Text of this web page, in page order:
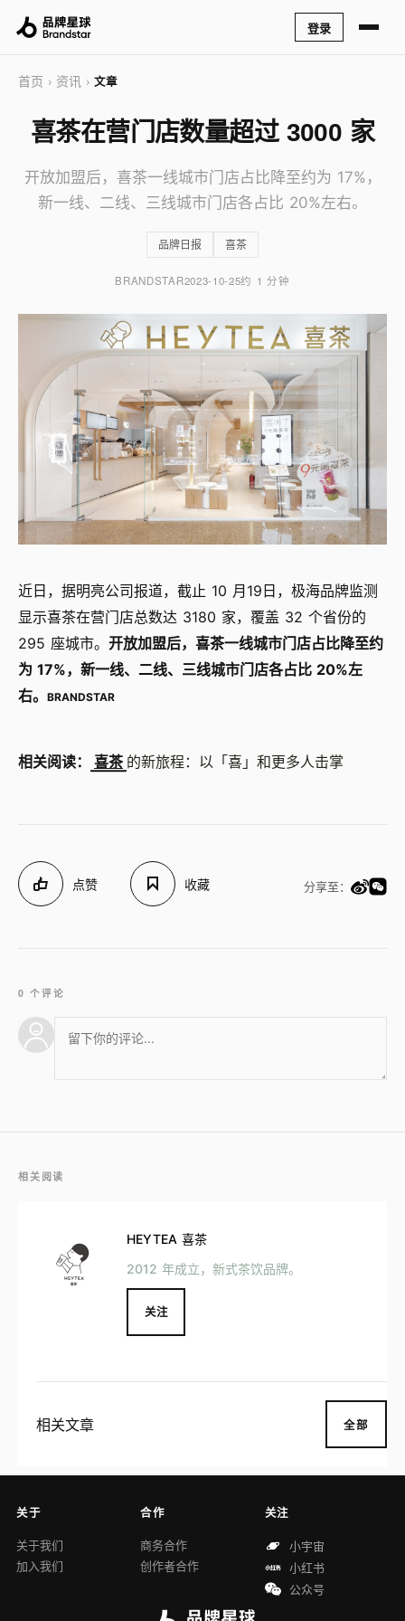
登录
首页 › 资讯 › 文章
喜茶在营门店数量超过 3000 家
开放加盟后，喜茶一线城市门店占比降至约为 17%，
新一线、二线、三线城市门店各占比 20%左右。
品牌日报 喜茶
BRANDSTAR2023-10-25约 1 分钟
近日，据明亮公司报道，截止 10 月19日，极海品牌监测
显示喜茶在营门店总数达 3180 家，覆盖 32 个省份的
295 座城市。 开放加盟后，喜茶一线城市门店占比降至约
为 17%，新一线、二线、三线城市门店各占比 20%左
右。 BRANDSTAR
相关阅读： 喜茶 的新旅程：以「喜」和更多人击掌
点赞 收藏 分享至：
0 个评论
相关阅读
HEYTEA 喜茶
2012 年成立，新式茶饮品牌。
关注
相关文章 全部
关于
关于我们
加入我们
合作
商务合作
创作者合作
关注
小宇宙
小红书
公众号